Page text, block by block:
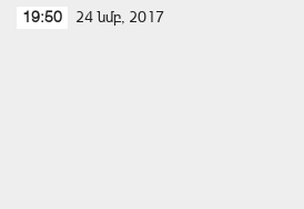
19:50 24 նմբ, 2017